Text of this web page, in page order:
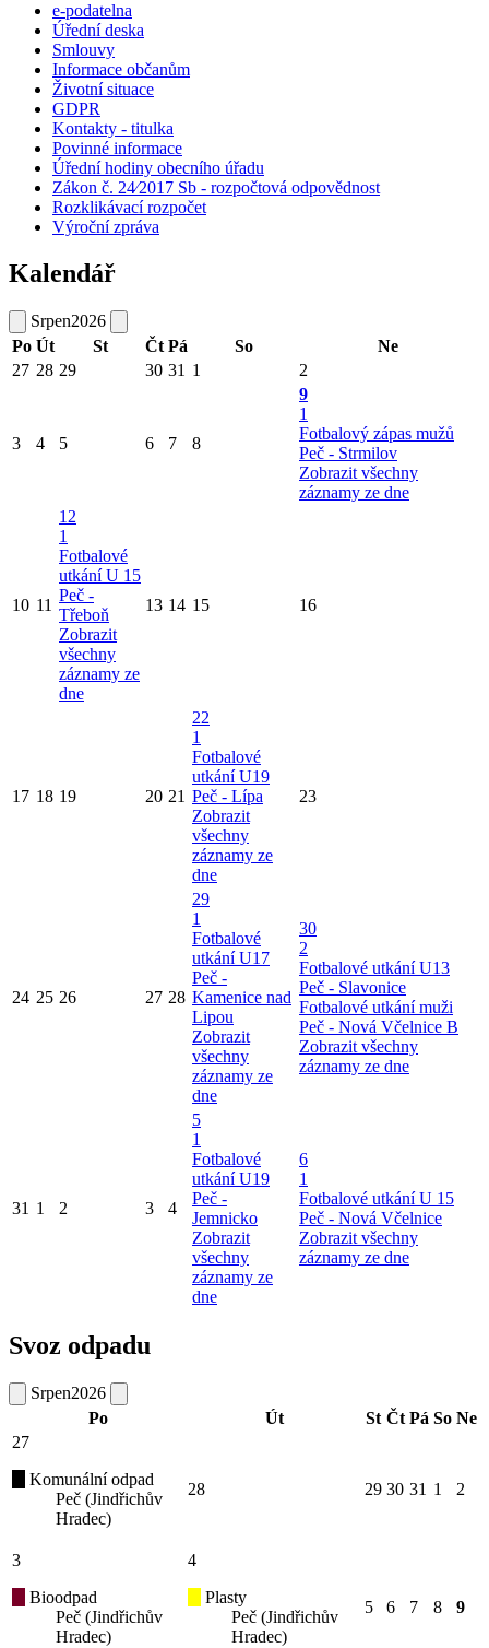
e-podatelna
Úřední deska
Smlouvy
Informace občanům
Životní situace
GDPR
Kontakty - titulka
Povinné informace
Úřední hodiny obecního úřadu
Zákon č. 24⁄2017 Sb - rozpočtová odpovědnost
Rozklikávací rozpočet
Výroční zpráva
Kalendář
Srpen2026
Po Út St Čt Pá So
Ne
27 28 29 30 31 1 2
3 4 5 6 7 8
9
1
Fotbalový zápas mužů
Peč - Strmilov
Zobrazit všechny
záznamy ze dne
10 11
12
1
Fotbalové
utkání U 15
Peč -
Třeboň
Zobrazit
všechny
záznamy ze
dne
13 14 15 16
17 18 19 20 21
22
1
Fotbalové
utkání U19
Peč - Lípa
Zobrazit
všechny
záznamy ze
dne
23
24 25 26 27 28
29
1
Fotbalové
utkání U17
Peč -
Kamenice nad
Lipou
Zobrazit
všechny
záznamy ze
dne
30
2
Fotbalové utkání U13
Peč - Slavonice
Fotbalové utkání muži
Peč - Nová Včelnice B
Zobrazit všechny
záznamy ze dne
31 1 2 3 4
5
1
Fotbalové
utkání U19
Peč -
Jemnicko
Zobrazit
všechny
záznamy ze
dne
6
1
Fotbalové utkání U 15
Peč - Nová Včelnice
Zobrazit všechny
záznamy ze dne
Svoz odpadu
Srpen2026
Po
Út St Čt Pá So Ne
27
Komunální odpad
Peč (Jindřichův
Hradec)
28 29 30 31 1 2
3
Bioodpad
Peč (Jindřichův
Hradec)
4
Plasty
Peč (Jindřichův
Hradec)
5 6 7 8 9